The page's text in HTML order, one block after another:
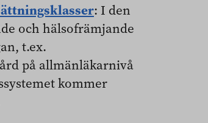
: I den
och hälsofrämjande
t.ex.
på allmänläkarnivå
kommer